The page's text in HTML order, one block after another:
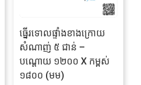
ធ្នើរទោលផ្ទាំងខាងក្រោយ
សំណាញ់ ៥ ជាន់ –
បណ្តោយ ១២០០ X កម្ពស់
១៨០០ (មម)